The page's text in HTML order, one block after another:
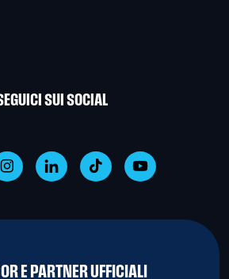
SUI SOCIAL
E PARTNER UFFICIALI